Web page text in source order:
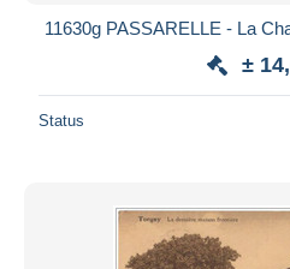
11630g PASSARELLE - La
±
Status